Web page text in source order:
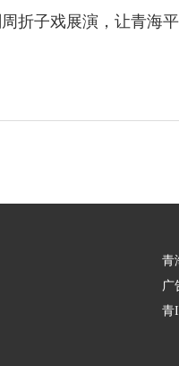
折子戏展演，让青海
青
广
青